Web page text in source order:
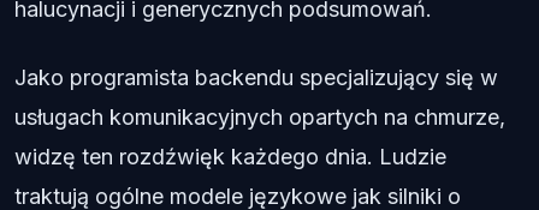
halucynacji i generycznych podsumowań.
Jako programista backendu specjalizujący się w
usługach komunikacyjnych opartych na chmurze,
widzę ten rozdźwięk każdego dnia. Ludzie
traktują ogólne modele językowe jak silniki o